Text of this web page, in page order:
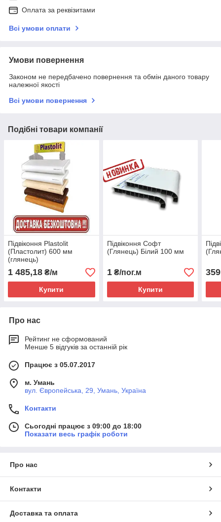
Оплата за реквізитами
Всі умови оплати
Умови повернення
Законом не передбачено повернення та обмін даного товару
належної якості
Всі умови повернення
Подібні товари компанії
Підвіконня Plastolit
(Пластолит) 600 мм
(глянець)
1 485,18 ₴/м
Купити
Підвіконня Софт
(Глянець) Білий 100 мм
1₴/пог.м
Купити
Про нас
Рейтинг не сформований
Менше 5 відгуків за останній рік
Працює з 05.07.2017
м. Умань
вул. Європейська, 29, Умань, Україна
Контакти
Сьогодні працює з 09:00 до 18:00
Показати весь графік роботи
Про нас
Контакти
Доставка та оплата